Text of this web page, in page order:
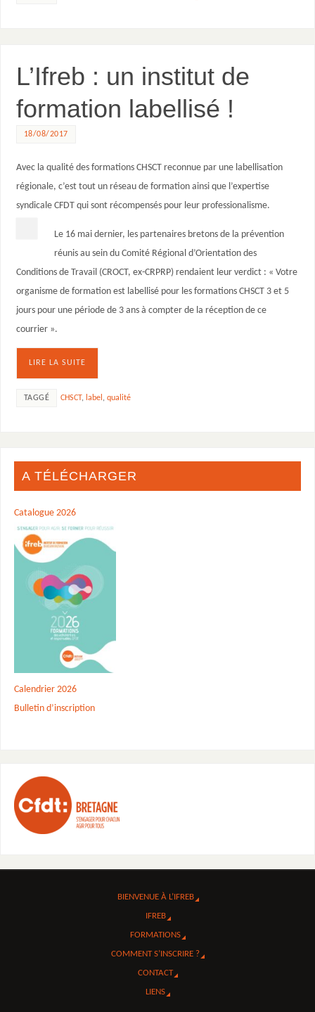
L’Ifreb : un institut de
formation labellisé !
18/08/2017
Avec la qualité des formations CHSCT reconnue par une labellisation
régionale, c’est tout un réseau de formation ainsi que l’expertise
syndicale CFDT qui sont récompensés pour leur professionalisme.
Le 16 mai dernier, les partenaires bretons de la prévention
réunis au sein du Comité Régional d’Orientation des
Conditions de Travail (CROCT, ex-CRPRP) rendaient leur verdict : « Votre
organisme de formation est labellisé pour les formations CHSCT 3 et 5
jours pour une période de 3 ans à compter de la réception de ce
courrier ».
LIRE LA SUITE
TAGGÉ CHSCT, label ,qualité
A TÉLÉCHARGER
Catalogue 2026
Calendrier 2026
Bulletin d’inscription
BIENVENUE À L’IFREB
IFREB
FORMATIONS
COMMENT S’INSCRIRE ?
CONTACT
LIENS